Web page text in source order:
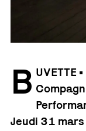
B UVETTE
Jeudi 31